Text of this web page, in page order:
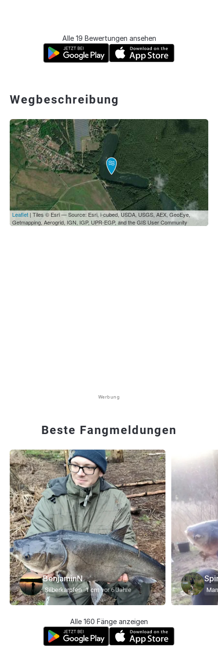
Alle 19 Bewertungen ansehen
Wegbeschreibung
Leaflet | Tiles © Esri — Source: Esri, i-cubed, USDA, USGS, AEX, GeoEye,
Getmapping, Aerogrid, IGN, IGP, UPR-EGP, and the GIS User Community
Werbung
Beste Fangmeldungen
BenjaminN
Silberkarpfen 1 cm vor 6 Jahre
Alle 160 Fänge anzeigen